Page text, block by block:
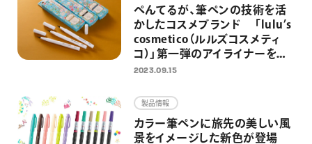
ぺんてるが、筆ペンの技術を活
かしたコスメブランド 「lulu’s
cosmetico（ルルズコスメティ
コ）」第一弾のアイライナーを
9/15（金）より発売 ～ブラック、
ーの全3色を展開～
2023.09.15
製品情報
カラー筆ペンに旅先の美しい風
景をイメージした新色が登場